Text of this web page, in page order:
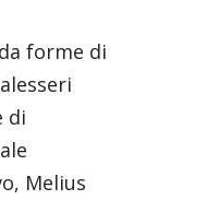
forme di
di
Melius